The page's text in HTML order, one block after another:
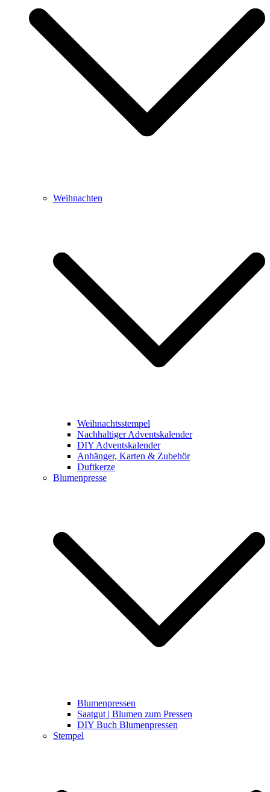
Weihnachten
Weihnachtsstempel
Nachhaltiger Adventskalender
DIY Adventskalender
Anhänger, Karten & Zubehör
Duftkerze
Blumenpresse
Blumenpressen
Saatgut | Blumen zum Pressen
DIY Buch Blumenpressen
Stempel